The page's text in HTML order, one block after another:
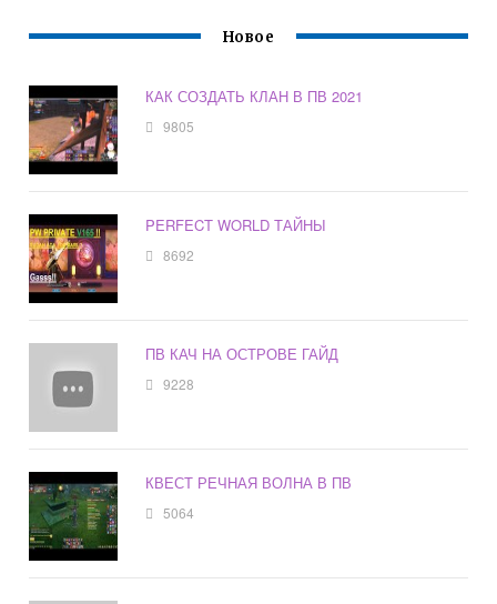
Новое
КАК СОЗДАТЬ КЛАН В ПВ 2021
9805
PERFECT WORLD ТАЙНЫ
8692
ПВ КАЧ НА ОСТРОВЕ ГАЙД
9228
КВЕСТ РЕЧНАЯ ВОЛНА В ПВ
5064